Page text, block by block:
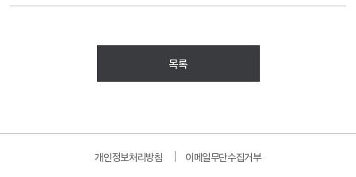
목록
개인정보처리방침 이메일무단수집거부